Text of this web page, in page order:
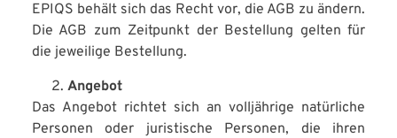
EPIQS behält sich das Recht vor, die AGB zu ändern.
Die AGB zum Zeitpunkt der Bestellung gelten für
die jeweilige Bestellung.
Angebot
Das Angebot richtet sich an volljährige natürliche
Personen oder juristische Personen, die ihren